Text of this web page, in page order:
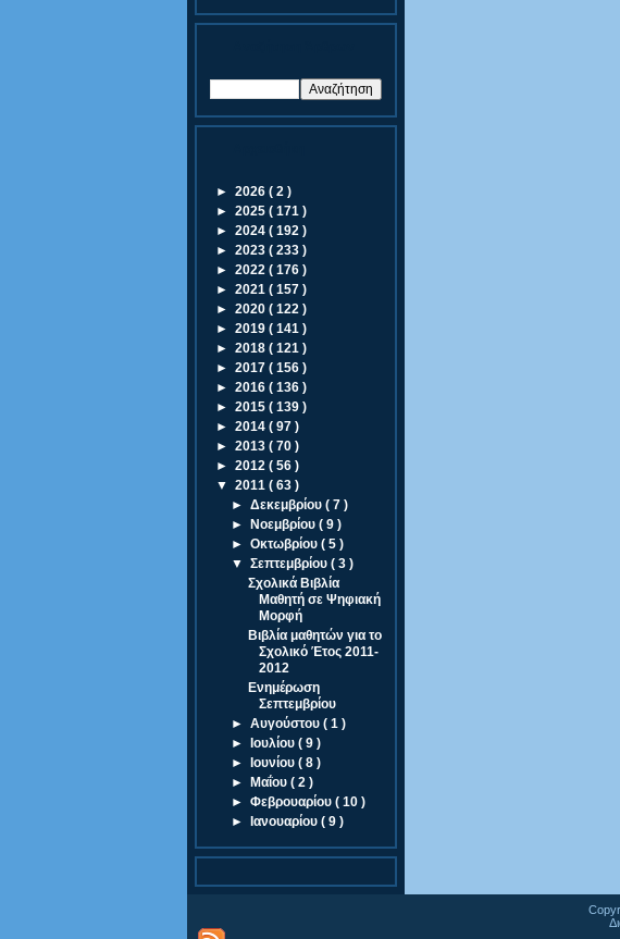
► 2026 ( 2 )
► 2025 ( 171 )
► 2024 ( 192 )
► 2023 ( 233 )
► 2022 ( 176 )
► 2021 ( 157 )
► 2020 ( 122 )
► 2019 ( 141 )
► 2018 ( 121 )
► 2017 ( 156 )
► 2016 ( 136 )
► 2015 ( 139 )
► 2014 ( 97 )
► 2013 ( 70 )
► 2012 ( 56 )
▼ 2011 ( 63 )
►Δεκεμβρίου( 7 )
►
Νοεμβρίου( 9 )
►Οκτωβρίου( 5 )
▼Σεπτεμβρίου( 3 )
Σχολικά Βιβλία
Μαθητή σε Ψηφιακή
Μορφή
Βιβλία μαθητών για το
Σχολικό Έτος 2011-
2012
Ενημέρωση
Σεπτεμβρίου
►Αυγούστου( 1 )
►
Ιουλίου( 9 )
►
Ιουνίου( 8 )
►
Μαΐου( 2 )
►Φεβρουαρίου( 10 )
►
Ιανουαρίου( 9 )